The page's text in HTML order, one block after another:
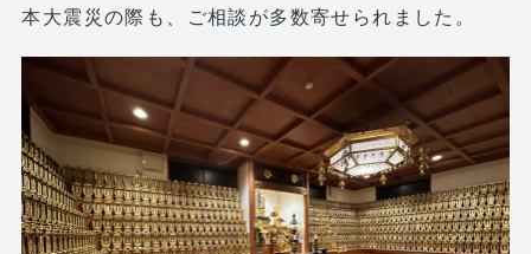
本大震災の際も、ご相談が多数寄せられました。